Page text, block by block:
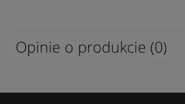
Opinie o produkcie (0)